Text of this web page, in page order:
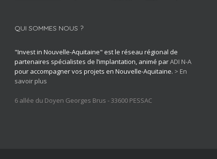
QUI SOMMES NOUS ?
"Invest in Nouvelle-Aquitaine" est le réseau régional de
partenaires spécialistes de l’implantation, animé parADI N-A
pour accompagner vos projets en Nouvelle-Aquitaine. > En
savoir plus
6 allée du Doyen Georges Brus - 33600 PESSAC